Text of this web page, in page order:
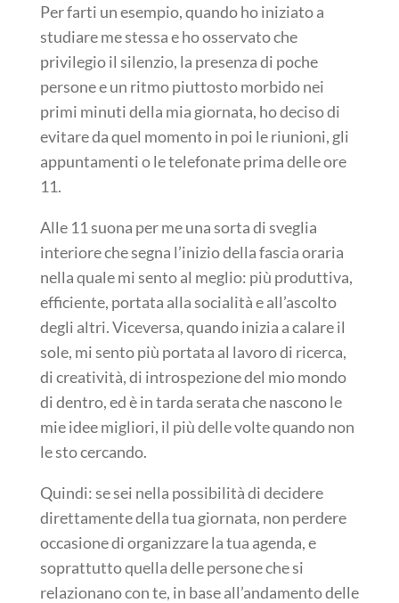
Per farti un esempio, quando ho iniziato a
studiare me stessa e ho osservato che
privilegio il silenzio, la presenza di poche
persone e un ritmo piuttosto morbido nei
primi minuti della mia giornata, ho deciso di
evitare da quel momento in poi le riunioni, gli
appuntamenti o le telefonate prima delle ore
11.
Alle 11 suona per me una sorta di sveglia
interiore che segna l’inizio della fascia oraria
nella quale mi sento al meglio: più produttiva,
efficiente, portata alla socialità e all’ascolto
degli altri. Viceversa, quando inizia a calare il
sole, mi sento più portata al lavoro di ricerca,
di creatività, di introspezione del mio mondo
di dentro, ed è in tarda serata che nascono le
mie idee migliori, il più delle volte quando non
le sto cercando.
Quindi: se sei nella possibilità di decidere
direttamente della tua giornata, non perdere
occasione di organizzare la tua agenda, e
soprattutto quella delle persone che si
relazionano con te, in base all’andamento delle